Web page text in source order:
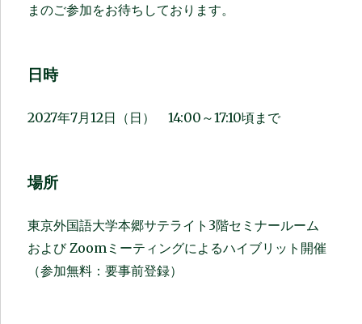
まのご参加をお待ちしております。
日時
2027年7月12日（日） 14:00～17:10頃まで
場所
東京外国語大学本郷サテライト3階セミナールーム
および Zoomミーティングによるハイブリット開催
（参加無料：要事前登録）